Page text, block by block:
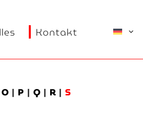
Kontakt
O | P |Q | R |S